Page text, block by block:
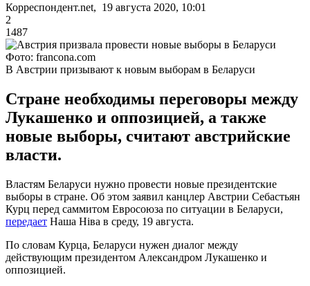
Корреспондент.net, 19 августа 2020, 10:01
2
1487
Фото: francona.com
В Австрии призывают к новым выборам в Беларуси
Стране необходимы переговоры между
Лукашенко и оппозицией, а также
новые выборы, считают австрийские
власти.
Властям Беларуси нужно провести новые президентские
выборы в стране. Об этом заявил канцлер Австрии Себастьян
Курц перед саммитом Евросоюза по ситуации в Беларуси,
передает Наша Ніва в среду, 19 августа.
По словам Курца, Беларуси нужен диалог между
действующим президентом Александром Лукашенко и
оппозицией.